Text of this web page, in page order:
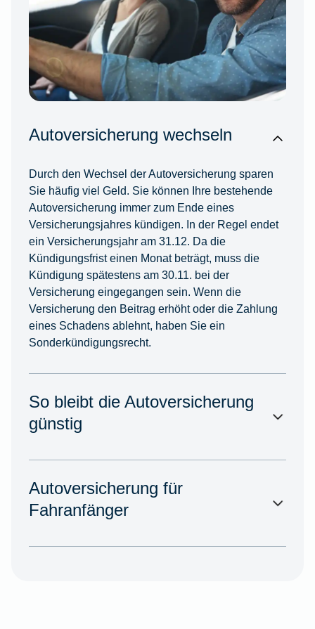
Autoversicherung wechseln
Durch den Wechsel der Autoversicherung sparen
Sie häufig viel Geld. Sie können Ihre bestehende
Autoversicherung immer zum Ende eines
Versicherungsjahres kündigen. In der Regel endet
ein Versicherungsjahr am 31.12. Da die
Kündigungsfrist einen Monat beträgt, muss die
Kündigung spätestens am 30.11. bei der
Versicherung eingegangen sein. Wenn die
Versicherung den Beitrag erhöht oder die Zahlung
eines Schadens ablehnt, haben Sie ein
Sonderkündigungsrecht.
So bleibt die Autoversicherung
günstig
Autoversicherung für
Fahranfänger